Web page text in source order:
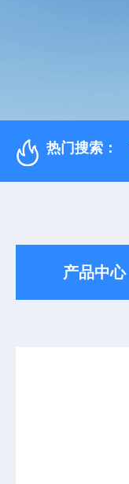
热门搜索：
产品中心